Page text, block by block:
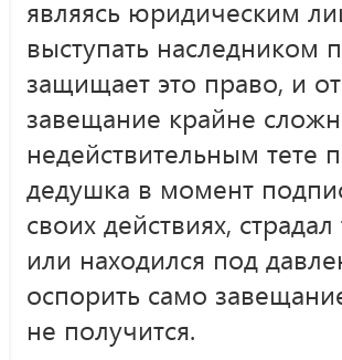
являясь юридическим
выступать наследником
защищает это право, и
завещание крайне
недействительным тете
дедушка в момент
своих действиях,
или находился под
оспорить само
не получится.